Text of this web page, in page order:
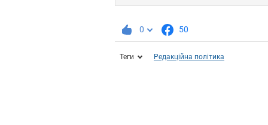
0 50
Теги Редакційна політика